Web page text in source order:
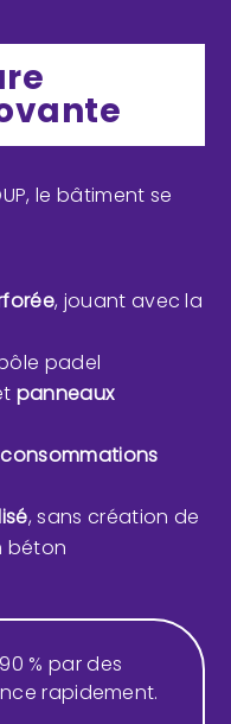
le bâtiment se
, jouant avec la
padel
panneaux
, sans création de
béton
% par des
rapidement.